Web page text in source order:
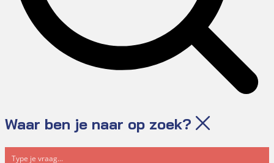
Waar ben je naar op zoek?